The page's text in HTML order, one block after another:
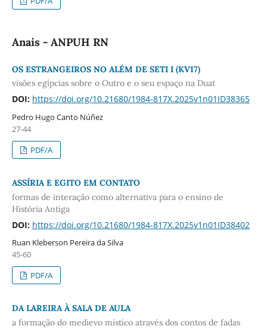
Anais - ANPUH RN
OS ESTRANGEIROS NO ALÉM DE SETI I (KV17)
visões egípcias sobre o Outro e o seu espaço na Duat
DOI: https://doi.org/10.21680/1984-817X.2025v1n01ID38365
Pedro Hugo Canto Núñez
27-44
PDF/A
ASSÍRIA E EGITO EM CONTATO
formas de interação como alternativa para o ensino de
História Antiga
DOI: https://doi.org/10.21680/1984-817X.2025v1n01ID38402
Ruan Kleberson Pereira da Silva
45-60
PDF/A
DA LAREIRA À SALA DE AULA
a formação do medievo místico através dos contos de fadas